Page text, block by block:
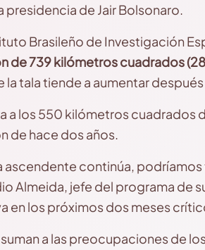
presidencia de Jair Bolsonaro.
Brasileño de Investigación
de 739 kilómetros cuadrados
la tala tiende a aumentar
a los 550 kilómetros cuadrados
de hace dos años.
ascendente continúa, podríamos
Almeida, jefe del programa de
en los próximos dos meses
a las preocupaciones de